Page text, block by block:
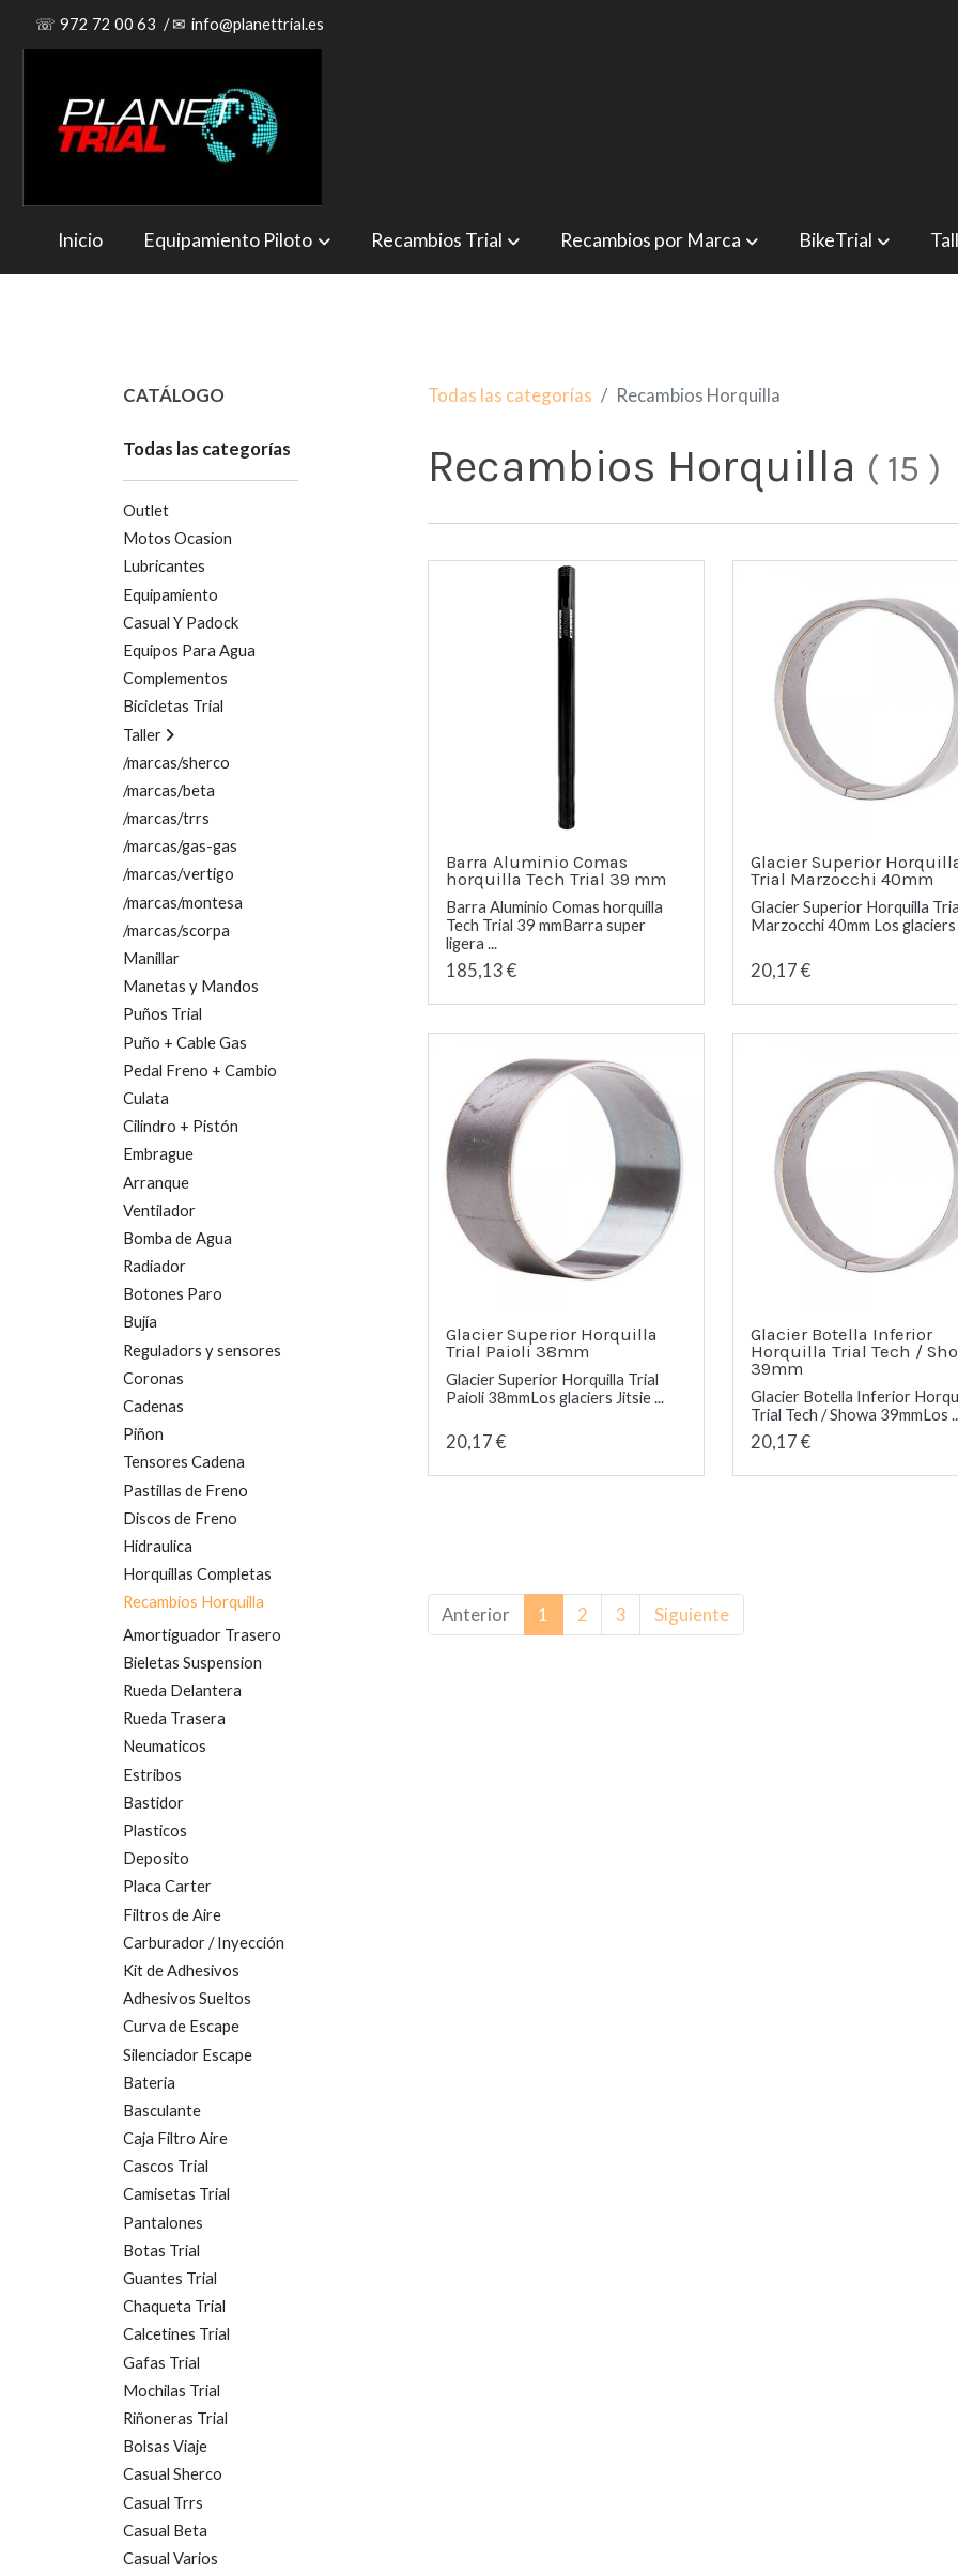
☏ 972 72 00 63 /✉ info@planettrial.es
Inicio Equipamiento Piloto Recambios Trial Recambios por Marca BikeTrial
CATÁLOGO
Todas las categorías
Outlet
Motos Ocasion
Lubricantes
Equipamiento
Casual Y Padock
Equipos Para Agua
Complementos
Bicicletas Trial
Taller
/marcas/sherco
/marcas/beta
/marcas/trrs
/marcas/gas-gas
/marcas/vertigo
/marcas/montesa
/marcas/scorpa
Manillar
Manetas y Mandos
Puños Trial
Puño + Cable Gas
Pedal Freno + Cambio
Culata
Cilindro + Pistón
Embrague
Arranque
Ventilador
Bomba de Agua
Radiador
Botones Paro
Bujía
Reguladors y sensores
Coronas
Cadenas
Piñon
Tensores Cadena
Pastillas de Freno
Discos de Freno
Hidraulica
Horquillas Completas
Recambios Horquilla
Amortiguador Trasero
Bieletas Suspension
Rueda Delantera
Rueda Trasera
Neumaticos
Estribos
Bastidor
Plasticos
Deposito
Placa Carter
Filtros de Aire
Carburador / Inyección
Kit de Adhesivos
Adhesivos Sueltos
Curva de Escape
Silenciador Escape
Bateria
Basculante
Caja Filtro Aire
Cascos Trial
Camisetas Trial
Pantalones
Botas Trial
Guantes Trial
Chaqueta Trial
Calcetines Trial
Gafas Trial
Mochilas Trial
Riñoneras Trial
Bolsas Viaje
Casual Sherco
Casual Trrs
Casual Beta
Casual Varios
Todas las categorías Recambios Horquilla
Recambios Horquilla ( 15 )
Barra Aluminio Comas
horquilla Tech Trial 39 mm
Barra Aluminio Comas horquilla
Tech Trial 39 mmBarra super
ligera ...
185,13 €
Glacier Superior
Trial Marzocchi 40mm
Glacier Superior Horquilla
Marzocchi 40mm Los glaciers
20,17 €
Glacier Superior Horquilla
Trial Paioli 38mm
Glacier Superior Horquilla Trial
Paioli 38mmLos glaciers Jitsie ...
20,17 €
Glacier Botella Inferior
Horquilla Trial Tech /
39mm
Glacier Botella Inferior
Trial Tech / Showa 39mmLos
20,17 €
Anterior 1 2 3 Siguiente